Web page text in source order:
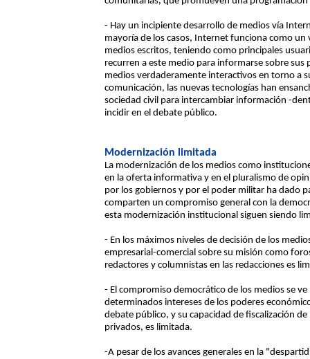
- Hay un incipiente desarrollo de medios vía
mayoría de los casos, Internet funciona como
medios escritos, teniendo como principales
recurren a este medio para informarse sobre sus
medios verdaderamente interactivos en torno a
comunicación, las nuevas tecnologías han
sociedad civil para intercambiar información -
incidir en el debate público.
Modernización limitada
La modernización de los medios como
en la oferta informativa y en el pluralismo de
por los gobiernos y por el poder militar ha dado
comparten un compromiso general con la
esta modernización institucional siguen siendo
- En los máximos niveles de decisión de los
empresarial-comercial sobre su misión como
redactores y columnistas en las redacciones es
- El compromiso democrático de los medios se
determinados intereses de los poderes
debate público, y su capacidad de fiscalización
privados, es limitada.
-A pesar de los avances generales en la